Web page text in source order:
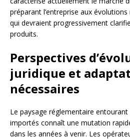
préparant l’entreprise aux
qui devraient progressivement
produits.
Perspectives
juridique et
nécessaires
Le paysage réglementaire
importés connaît une mutation
dans les années à venir. Les